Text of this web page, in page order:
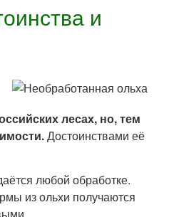
и
лесах, но, тем
Достоинствами её
любой обработке.
из ольхи получаются